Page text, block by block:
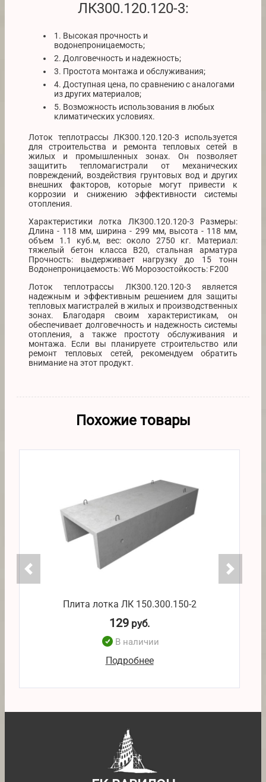
ЛК300.120.120-3:
1. Высокая прочность и
водонепроницаемость;
2. Долговечность и надежность;
3. Простота монтажа и обслуживания;
4. Доступная цена, по сравнению с аналогами
из других материалов;
5. Возможность использования в любых
климатических условиях.
Лоток теплотрассы ЛК300.120.120-3 используется
для строительства и ремонта тепловых сетей в
жилых и промышленных зонах. Он позволяет
защитить тепломагистрали от механических
повреждений, воздействия грунтовых вод и других
внешних факторов, которые могут привести к
коррозии и снижению эффективности системы
отопления.
Характеристики лотка ЛК300.120.120-3 Размеры:
Длина - 118 мм, ширина - 299 мм, высота - 118 мм,
объем 1.1 куб.м, вес: около 2750 кг. Материал:
тяжелый бетон класса В20, стальная арматура
Прочность: выдерживает нагрузку до 15 тонн
Водонепроницаемость: W6 Морозостойкость: F200
Лоток теплотрассы ЛК300.120.120-3 является
надежным и эффективным решением для защиты
тепловых магистралей в жилых и производственных
зонах. Благодаря своим характеристикам, он
обеспечивает долговечность и надежность системы
отопления, а также простоту обслуживания и
монтажа. Если вы планируете строительство или
ремонт тепловых сетей, рекомендуем обратить
внимание на этот продукт.
Похожие товары
Плита лотка ЛК 150.300.150-2
129 руб.
В наличии
Подробнее